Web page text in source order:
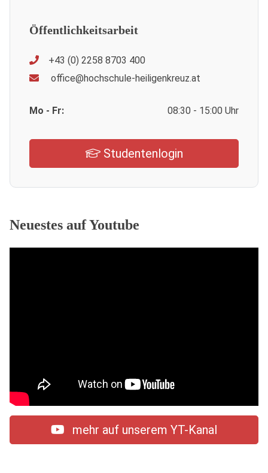
Öffentlichkeitsarbeit
+43 (0) 2258 8703 400
office@hochschule-heiligenkreuz.at
Mo - Fr: 08:30 - 15:00 Uhr
Studentenlogin
Neuestes auf Youtube
mehr auf unserem YT-Kanal